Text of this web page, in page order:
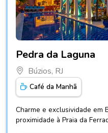
Pedra da Laguna
Búzios, RJ
Café da Manhã
Charme e exclusividade em
proximidade à Praia da